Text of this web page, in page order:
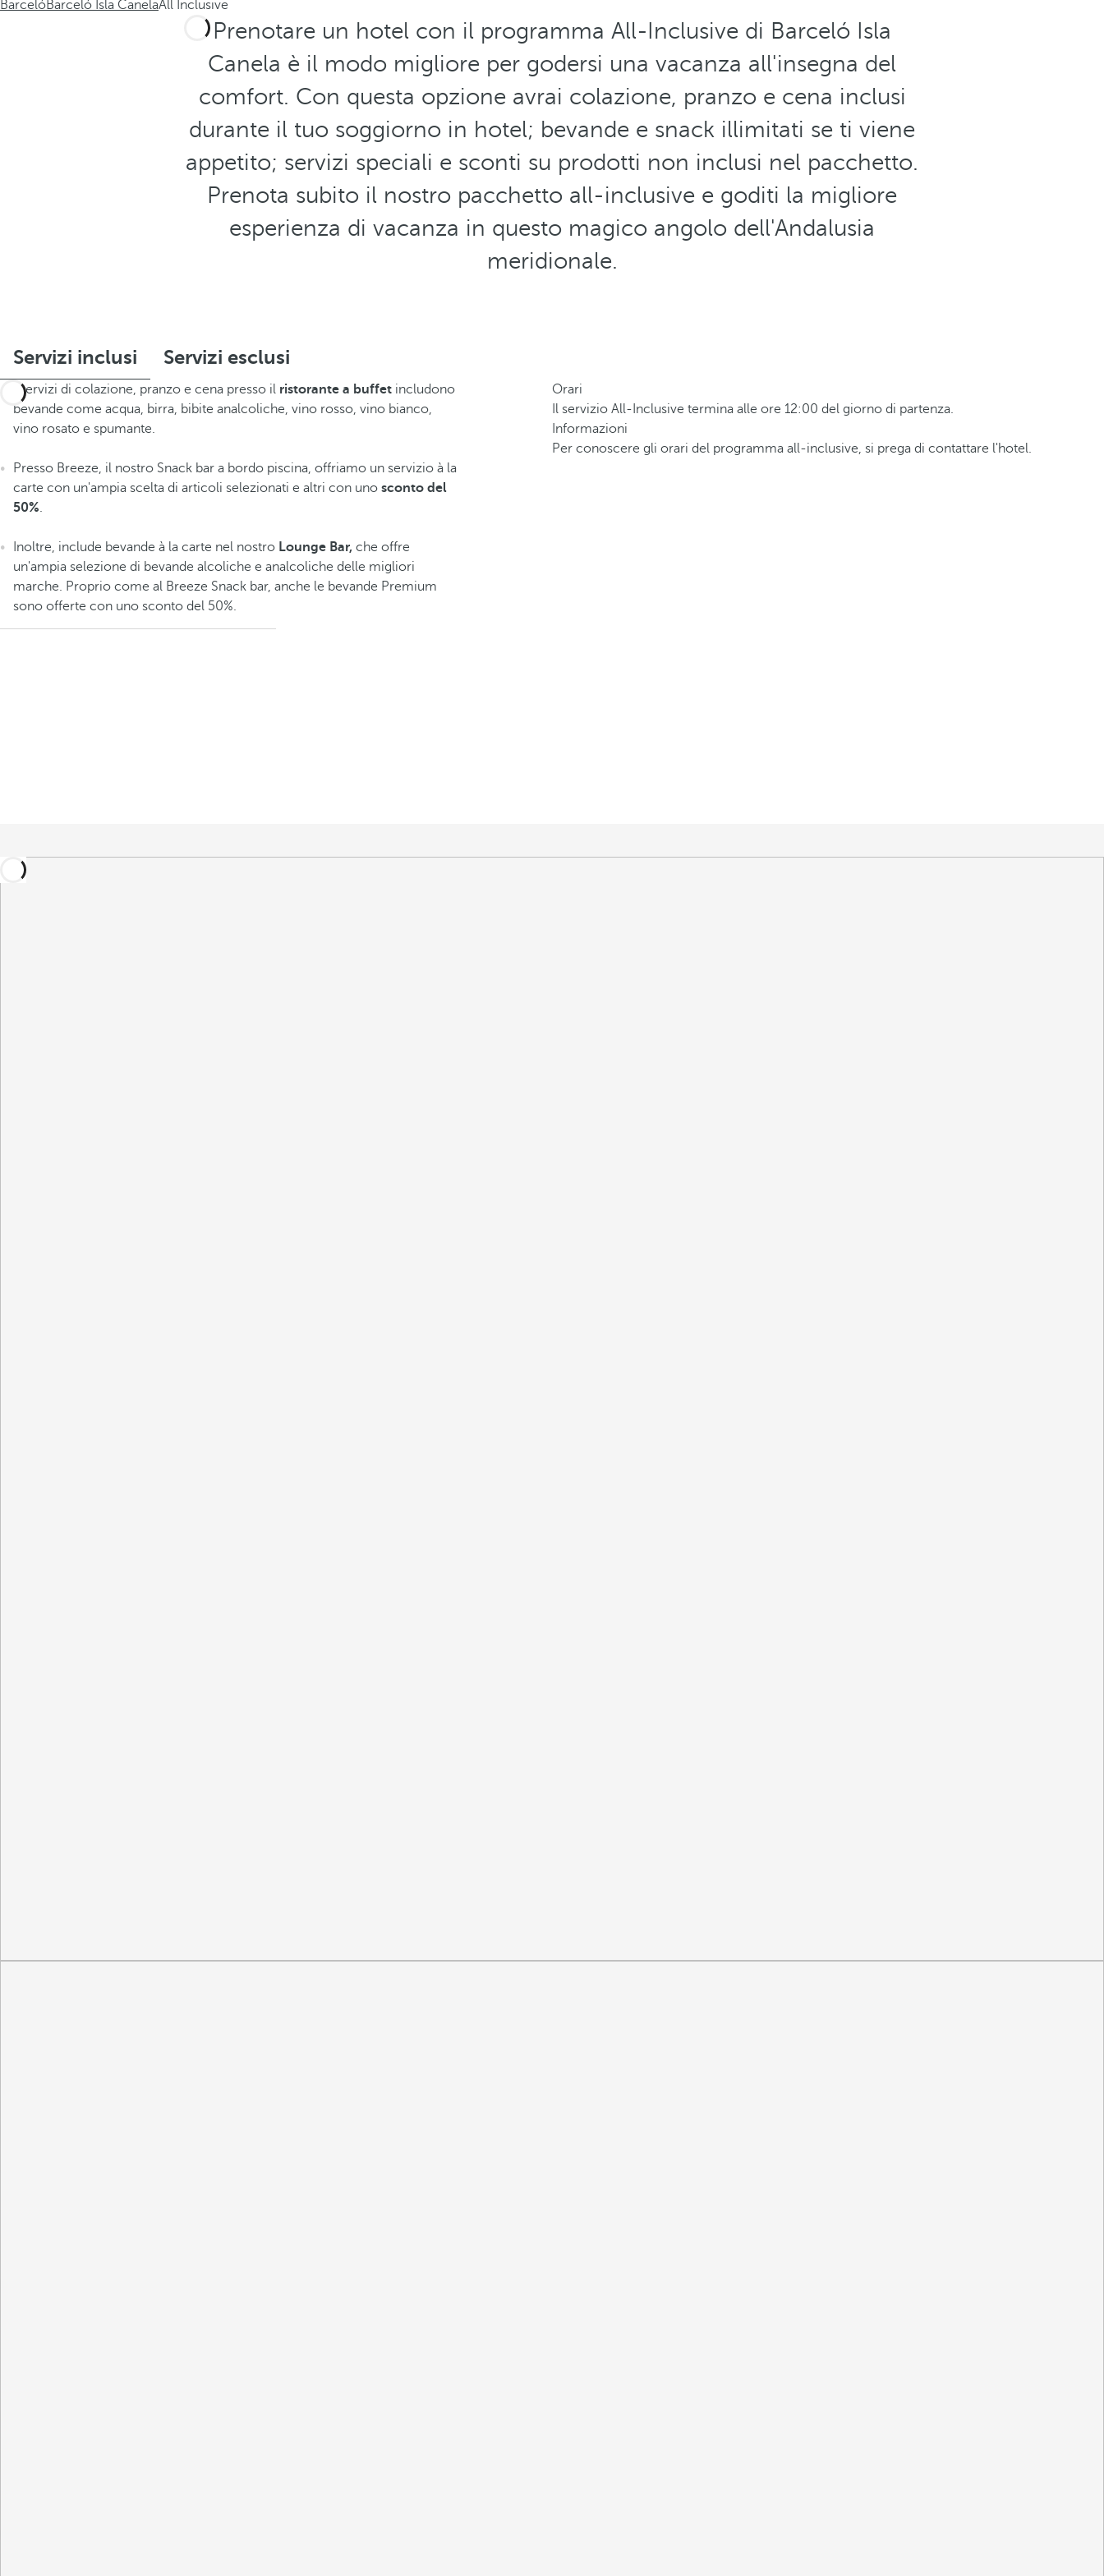
BarcelóBarceló Isla CanelaAll Inclusive
Prenotare un hotel con il programma All-Inclusive di Barceló Isla
Canela è il modo migliore per godersi una vacanza all'insegna del
comfort. Con questa opzione avrai colazione, pranzo e cena inclusi
durante il tuo soggiorno in hotel; bevande e snack illimitati se ti viene
appetito; servizi speciali e sconti su prodotti non inclusi nel pacchetto.
Prenota subito il nostro pacchetto all-inclusive e goditi la migliore
esperienza di vacanza in questo magico angolo dell'Andalusia
meridionale.
Servizi inclusi Servizi esclusi
I servizi di colazione, pranzo e cena presso il ristorante a buffet includono
bevande come acqua, birra, bibite analcoliche, vino rosso, vino bianco,
vino rosato e spumante.
Presso Breeze, il nostro Snack bar a bordo piscina, offriamo un servizio à la
carte con un'ampia scelta di articoli selezionati e altri con uno sconto del
50%.
Inoltre, include bevande à la carte nel nostro Lounge Bar, che offre
un'ampia selezione di bevande alcoliche e analcoliche delle migliori
marche. Proprio come al Breeze Snack bar, anche le bevande Premium
sono offerte con uno sconto del 50%.
Orari
Il servizio All-Inclusive termina alle ore 12:00 del giorno di partenza.
Informazioni
Per conoscere gli orari del programma all-inclusive, si prega di contattare l'hotel.